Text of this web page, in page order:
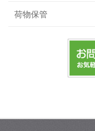
荷物保管